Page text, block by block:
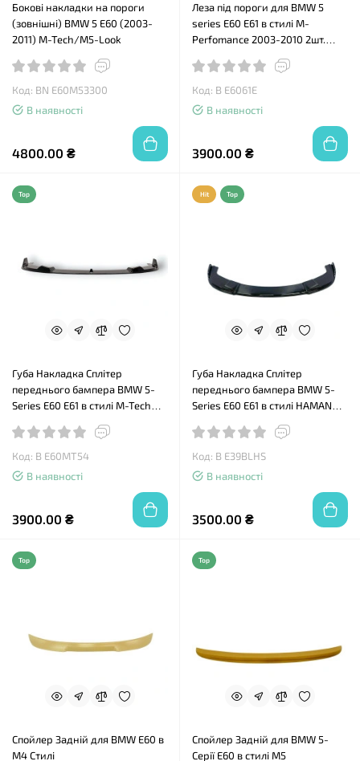
Бокові накладки на пороги
(зовнішні) BMW 5 E60 (2003-
2011) M-Tech/M5-Look
Код: BN E60M53300
В наявності
4800.00 ₴
Леза під пороги для BMW 5
series E60 E61 в стилі M-
Perfomance 2003-2010 2шт.
Код: B E6061E
В наявності
3900.00 ₴
Top
Губа Накладка Сплітер
переднього бампера BMW 5-
Series E60 E61 в стилі M-Tech
Код: B E60MT54
В наявності
3900.00 ₴
Hit Top
Губа Накладка Сплітер
переднього бампера BMW 5-
Series E60 E61 в стилі HAMANN
Код: B E39BLHS
В наявності
3500.00 ₴
Top
Спойлер Задній для BMW E60 в
M4 Стилі
Top
Спойлер Задній для BMW 5-
Серії E60 в стилі М5